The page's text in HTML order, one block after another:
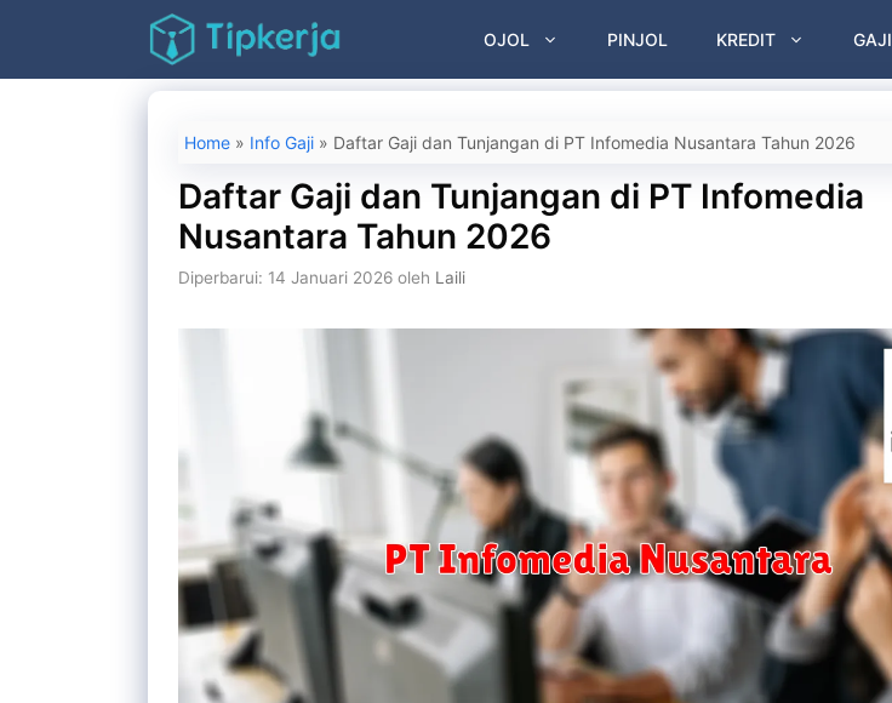
isi
OJOL PINJOL KREDIT GAJI
Home » Info Gaji » Daftar Gaji dan Tunjangan di PT Infomedia Nusantara Tahun 2026
Daftar Gaji dan Tunjangan di PT Infomedia
Nusantara Tahun 2026
Diperbarui: 14 Januari 2026 oleh Laili